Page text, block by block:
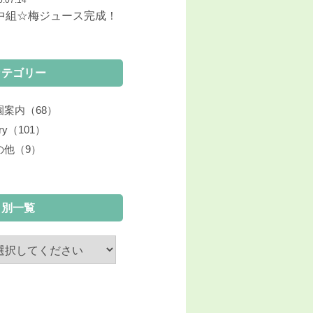
組☆梅ジュース完成！
ゴリー
案内（68）
（101）
（9）
一覧